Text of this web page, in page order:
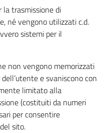
la trasmissione di
né vengono utilizzati c.d.
sistemi per il
non vengono memorizzati
e svaniscono con
limitato alla
(costituiti da numeri
per consentire
sito.